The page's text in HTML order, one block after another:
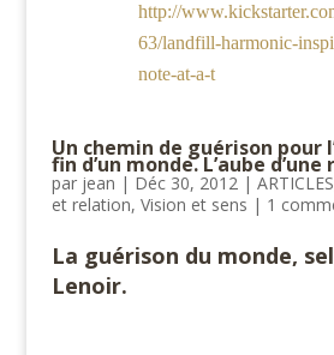
http://
63/landfill-harmonic-
note-at-a-t
Un chemin de guérison pour
fin d’un monde. L’aube
par jean | Déc 30, 2012| ARTICLES
et relation, Vision et sens | 1
La guérison du monde,
Lenoir.